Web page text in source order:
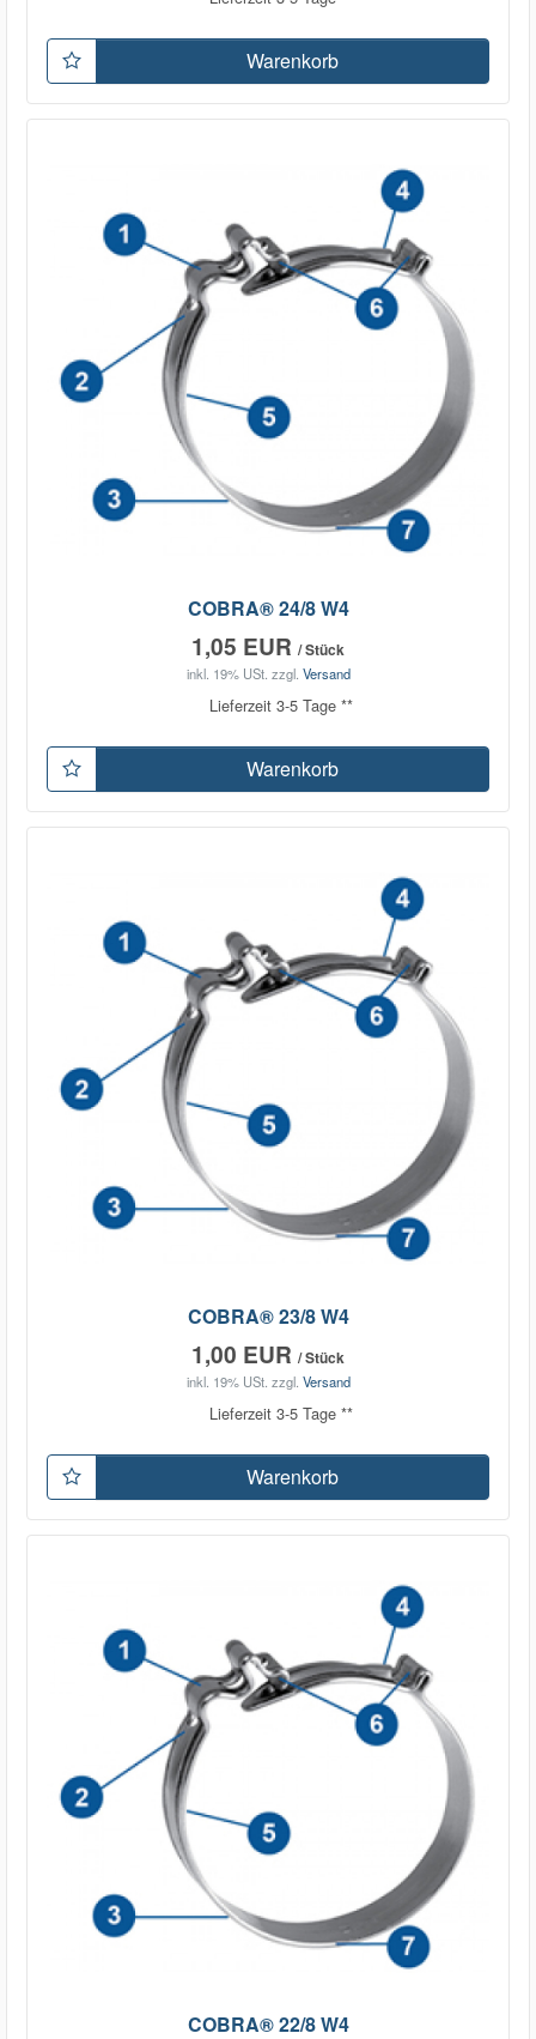
Warenkorb
COBRA® 24/8 W4
1,05 EUR / Stück
inkl. 19% USt. zzgl. Versand
Lieferzeit 3-5 Tage **
Warenkorb
COBRA® 23/8 W4
1,00 EUR / Stück
inkl. 19% USt. zzgl. Versand
Lieferzeit 3-5 Tage **
Warenkorb
COBRA® 22/8 W4